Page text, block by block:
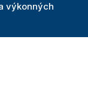
výkonných